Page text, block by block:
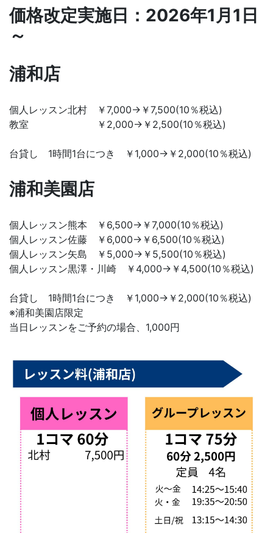
価格改定実施日：2026年1月1日
～
浦和店
個人レッスン北村 ￥7,000→￥7,500(10％税込)
教室 ￥2,000→￥2,500(10％税込)
台貸し 1時間1台につき ￥1,000→￥2,000(10％税込)
浦和美園店
個人レッスン熊本 ￥6,500→￥7,000(10％税込)
個人レッスン佐藤 ￥6,000→￥6,500(10％税込)
個人レッスン矢島 ￥5,000→￥5,500(10％税込)
個人レッスン黒澤・川崎 ￥4,000→￥4,500(10％税込)
台貸し 1時間1台につき ￥1,000→￥2,000(10％税込)
※浦和美園店限定
当日レッスンをご予約の場合、1,000円